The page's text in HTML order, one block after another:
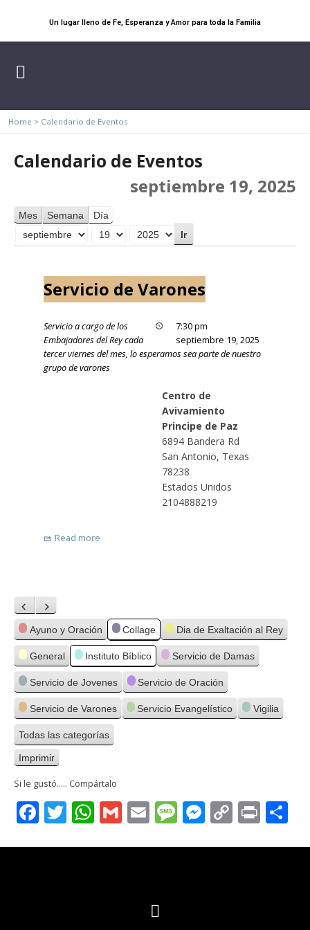
Un lugar lleno de Fe, Esperanza y Amor para toda la Familia
Home > Calendario de Eventos
Calendario de Eventos
septiembre 19, 2025
Mes Semana Día
Mes
Día
Año
Servicio de Varones
7:30 pm
septiembre 19, 2025
Servicio a cargo de los
Embajadores del Rey cada
tercer viernes del mes, lo esperamos sea parte de nuestro
grupo de varones
Centro de
Avivamiento
Principe de Paz
6894 Bandera Rd
San Antonio, Texas
78238
Estados Unidos
2104888219
Read more
Anterior
Siguiente
Categorías
Ayuno y Oración Collage Dia de Exaltación al Rey
General Instituto Bíblico Servicio de Damas
Servicio de Jovenes Servicio de Oración
Servicio de Varones Servicio Evangelístico Vigilia
Todas las categorías
Imprimir
Si le gustó..... Compártalo
Facebook
Twitter
WhatsApp
GmailEmailMessage
Copy
Print